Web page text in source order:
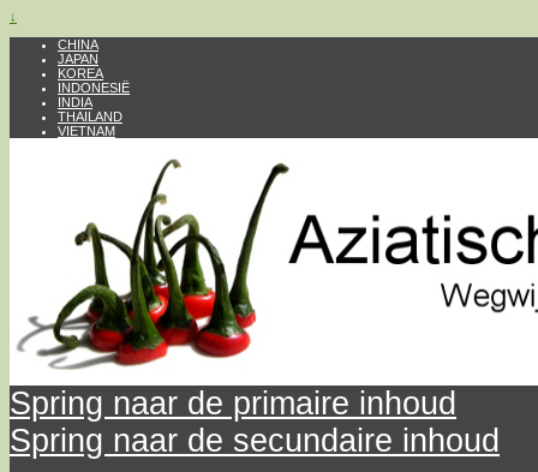
↓
CHINA
JAPAN
KOREA
INDONESIË
INDIA
THAILAND
VIETNAM
Spring naar de primaire inhoud
Spring naar de secundaire inhoud